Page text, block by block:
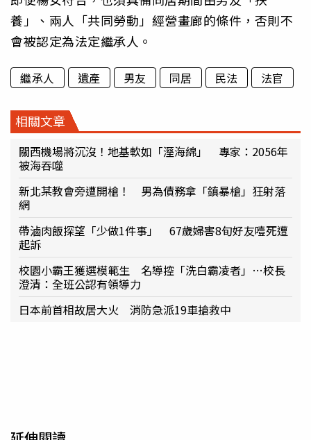
養」、兩人「共同勞動」經營畫廊的條件，否則不
會被認定為法定繼承人。
繼承人 遺產 男友 同居 民法 法官
相關文章
關西機場將沉沒！地基軟如「溼海綿」 專家：2056年
被海吞噬
新北某教會旁遭開槍！ 男為債務拿「鎮暴槍」狂射落
網
帶滷肉飯探望「少做1件事」 67歲婦害8旬好友噎死遭
起訴
校園小霸王獲選模範生 名導控「洗白霸凌者」…校長
澄清：全班公認有領導力
日本前首相故居大火 消防急派19車搶救中